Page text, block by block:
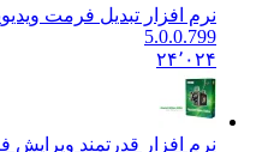
نرم افزار تبدیل فرمت ویدیویی
5.0.0.799
۲۴٬۰۲۴
نرم افزار قدرتمند ویرایش فایل